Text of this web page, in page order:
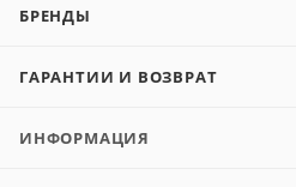
БРЕНДЫ
ГАРАНТИИ И ВОЗВРАТ
ИНФОРМАЦИЯ